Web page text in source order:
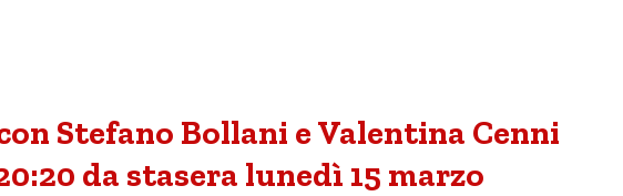
Stefano Bollani e Valentina Cenni
da stasera lunedì 15 marzo